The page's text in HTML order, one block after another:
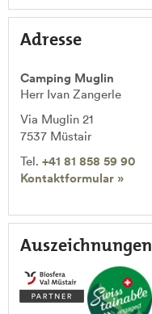
Adresse
Camping Muglin
Herr Ivan Zangerle
Via Muglin 21
7537 Müstair
Tel. +41 81 858 59 90
Kontaktformular »
Auszeichnungen